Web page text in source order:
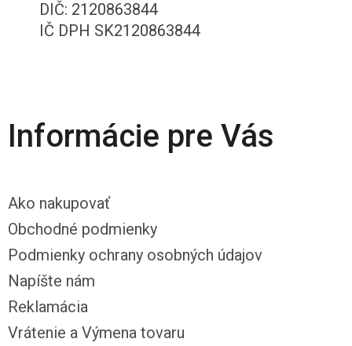
DIČ: 2120863844
IČ DPH SK2120863844
Informácie pre Vás
Ako nakupovať
Obchodné podmienky
Podmienky ochrany osobných údajov
Napíšte nám
Reklamácia
Vrátenie a Výmena tovaru